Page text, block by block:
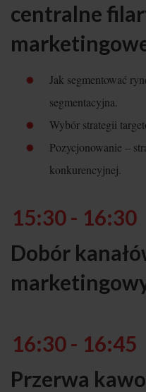
centralne
Jak segmentować
segmentacyjna.
Wybór strategii
Pozycjonowanie –
konkurencyjnej.
15:30 - 16:30
Dobór
16:30 - 16:45
Przerwa